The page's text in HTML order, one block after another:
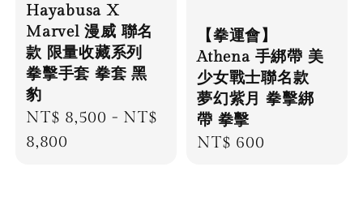
Hayabusa X
Marvel 漫威 聯名
款 限量收藏系列
拳擊手套 拳套 黑
豹
Regular
price
NT$ 8,500 - NT$
8,800
【拳運會】
Athena 手綁帶 美
少女戰士聯名款
夢幻紫月 拳擊綁
帶 拳擊
Regular
NT$ 600